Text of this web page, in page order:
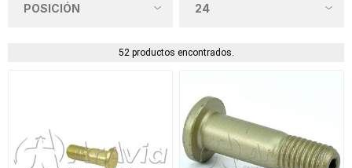
52 productos encontrados.